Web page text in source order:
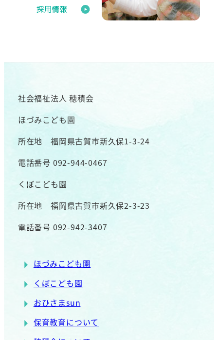
社会福祉法人 穂積会
ほづみこども園
所在地 福岡県古賀市新久保1-3-24
電話番号 092-944-0467
くぼこども園
所在地 福岡県古賀市新久保2-3-23
電話番号 092-942-3407
ほづみこども園
くぼこども園
おひさまsun
保育教育について